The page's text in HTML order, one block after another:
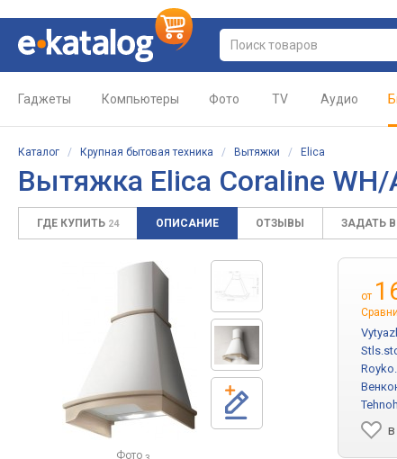
Гаджеты Компьютеры Фото TV Аудио
Каталог / Крупная бытовая техника / Вытяжки / Elica
Вытяжка Elica Coraline WH/
ГДЕ КУПИТЬ 24 ОПИСАНИЕ ОТЗЫВЫ ЗАДАТЬ
Фото
от